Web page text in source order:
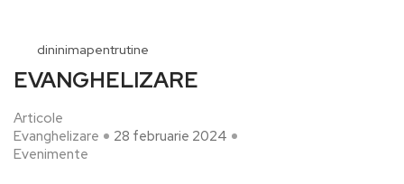
dininimapentrutine
EVANGHELIZARE
Articole
Evanghelizare
Evenimente
28 februarie 2024